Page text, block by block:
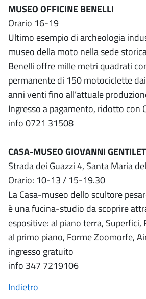
MUSEO OFFICINE BENELLI
Orario 16-19
Ultimo esempio di archeologia
museo della moto nella sede
Benelli offre mille metri quadrati
permanente di 150 motociclette
anni venti fino all’attuale
Ingresso a pagamento, ridotto con
info 0721 31508
CASA-MUSEO GIOVANNI
Strada dei Guazzi 4, Santa Maria
Orario: 10-13 / 15-19.30
La Casa-museo dello scultore
è una fucina-studio da scoprire
espositive: al piano terra, Superfici,
al primo piano, Forme Zoomorfe,
ingresso gratuito
info 347 7219106
Indietro